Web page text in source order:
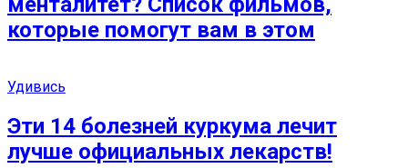
которые помогут вам в этом
Удивись
Эти 14 болезней куркума лечит
лучше официальных лекарств!